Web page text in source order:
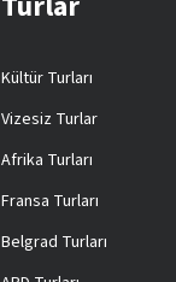
Kültür Turları
Vizesiz Turlar
Afrika Turları
Fransa Turları
Belgrad Turları